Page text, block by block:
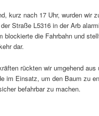
kurz nach 17 Uhr, wurden wir
Straße L5316 in der Arb
blockierte die Fahrbahn und
dar.
rückten wir umgehend aus
im Einsatz, um den Baum zu
befahrbar zu machen.